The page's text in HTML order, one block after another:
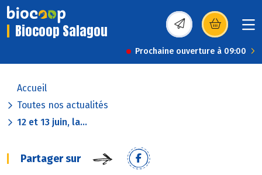
Biocoop Salagou (s’ouvre dans une
Prochaine ouverture à 09:00
Accueil
Toutes nos actualités
12 et 13 juin, la...
Partager sur